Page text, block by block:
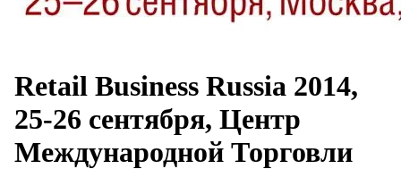
Retail Business Russia 2014,
25-26 сентября, Центр
Международной Торговли